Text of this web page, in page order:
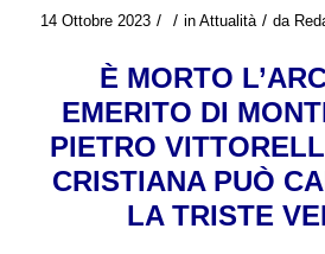
14 Ottobre 2023 / / in Attualità / da
È MORTO
EMERITO DI
PIETRO
CRISTIANA PUÒ
LA TRISTE